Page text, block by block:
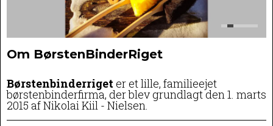
Om BørstenBinderRiget
Børstenbinderrigeter et lille, familieejet
børstenbinderfirma, der blev grundlagt den 1. marts
2015 af Nikolai Kiil - Nielsen.